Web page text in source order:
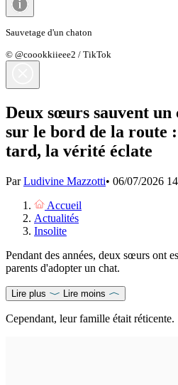
Sauvetage d'un chaton
© @coookkiieee2 / TikTok
Deux sœurs sauvent un
sur le bord de la route
tard, la vérité éclate
ParLudivine Mazzotti• 06/07/2026
Accueil
Actualités
Insolite
Pendant des années, deux sœurs ont
parents d'adopter un chat.
Lire plus Lire moins
Cependant, leur famille était réticente.